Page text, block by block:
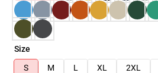
Size
S
M L XL 2XL